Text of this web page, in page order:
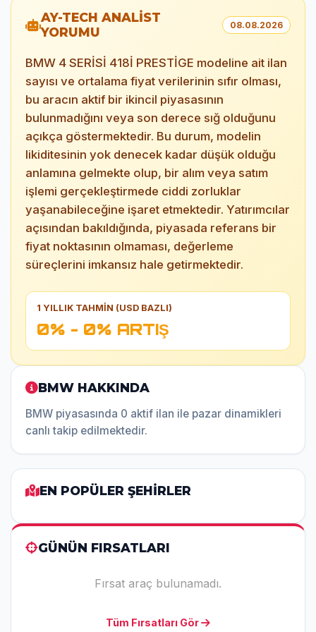
AY-TECH ANALİST
YORUMU
08.08.2026
BMW 4 SERİSİ 418İ PRESTİGE modeline ait ilan
sayısı ve ortalama fiyat verilerinin sıfır olması,
bu aracın aktif bir ikincil piyasasının
bulunmadığını veya son derece sığ olduğunu
açıkça göstermektedir. Bu durum, modelin
likiditesinin yok denecek kadar düşük olduğu
anlamına gelmekte olup, bir alım veya satım
işlemi gerçekleştirmede ciddi zorluklar
yaşanabileceğine işaret etmektedir. Yatırımcılar
açısından bakıldığında, piyasada referans bir
fiyat noktasının olmaması, değerleme
süreçlerini imkansız hale getirmektedir.
1 YILLIK TAHMİN (USD BAZLI)
0% - 0% ARTIŞ
BMW HAKKINDA
BMW piyasasında 0 aktif ilan ile pazar dinamikleri
canlı takip edilmektedir.
EN POPÜLER ŞEHİRLER
GÜNÜN FIRSATLARI
Fırsat araç bulunamadı.
Tüm Fırsatları Gör